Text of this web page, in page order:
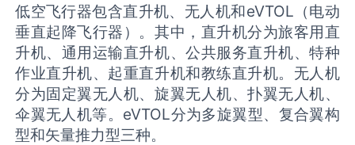
低空飞行器包含直升机、无人机和eVTOL（电动
垂直起降飞行器）。其中，直升机分为旅客用直
升机、通用运输直升机、公共服务直升机、特种
作业直升机、起重直升机和教练直升机。无人机
分为固定翼无人机、旋翼无人机、扑翼无人机、
伞翼无人机等。eVTOL分为多旋翼型、复合翼构
型和矢量推力型三种。